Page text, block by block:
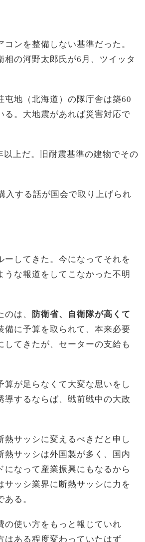
ンを整備しない基準だった。
の河野太郎氏が6月、ツイッタ
屯地（北海道）の隊庁舎は築60
る。大地震があれば災害対応で
上だ。旧耐震基準の建物でその
入する話が国会で取り上げられ
ーしてきた。今になってそれを
な報道をしてこなかった不明
は、
防衛省、自衛隊が高くて
備に予算を取られて、本来必要
てきたが、セーターの支給も
が足らなくて大変な思いをし
導するならば、戦前戦中の大政
サッシに変えるべきだと申し
サッシは外国製が多く、国内
なって産業振興にもなるから
サッシ業界に断熱サッシに力を
る。
の使い方をもっと報じていれ
はある程度変わっていたはず